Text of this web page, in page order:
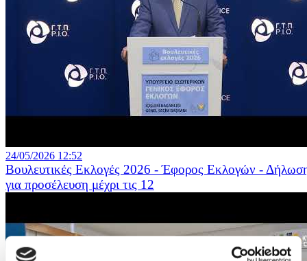
24/05/2026 12:52
Βουλευτικές Εκλογές 2026 - Έφορος Εκλογών -
για προσέλευση μέχρι τις 12